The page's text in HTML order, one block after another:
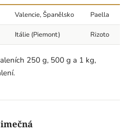
Valencie, Španělsko Paella
Itálie (Piemont) Rizoto
250 g, 500 g a 1 kg,